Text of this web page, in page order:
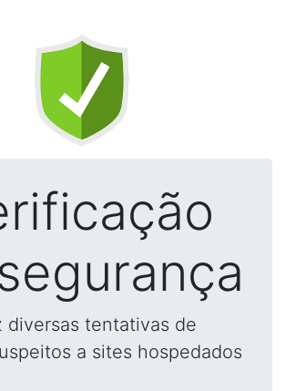
diversas tentativas de
a sites hospedados